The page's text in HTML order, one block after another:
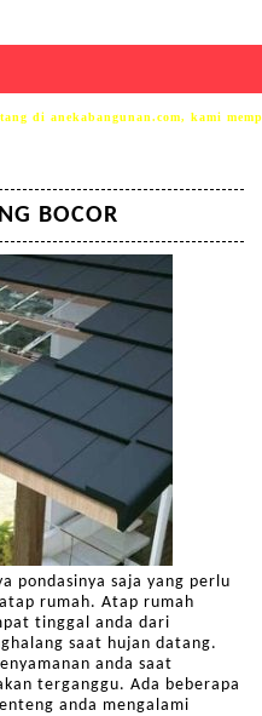
kami
BOCOR
pondasinya saja yang perlu
rumah. Atap rumah
tinggal anda dari
saat hujan datang.
anda saat
terganggu. Ada beberapa
anda mengalami